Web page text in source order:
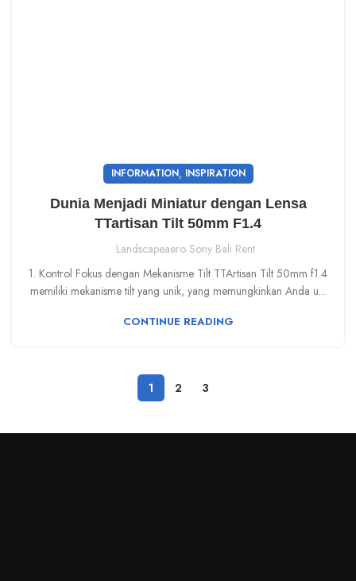
INFORMATION, INSPIRATION
Dunia Menjadi Miniatur dengan Lensa
TTartisan Tilt 50mm F1.4
Landscapeaero Sony Bali Rent
1. Kontrol Fokus dengan Mekanisme Tilt TTArtisan Tilt 50mm f1.4
memiliki mekanisme tilt yang unik, yang memungkinkan Anda u...
CONTINUE READING
1 2 3